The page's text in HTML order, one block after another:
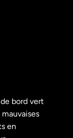
bord vert
en